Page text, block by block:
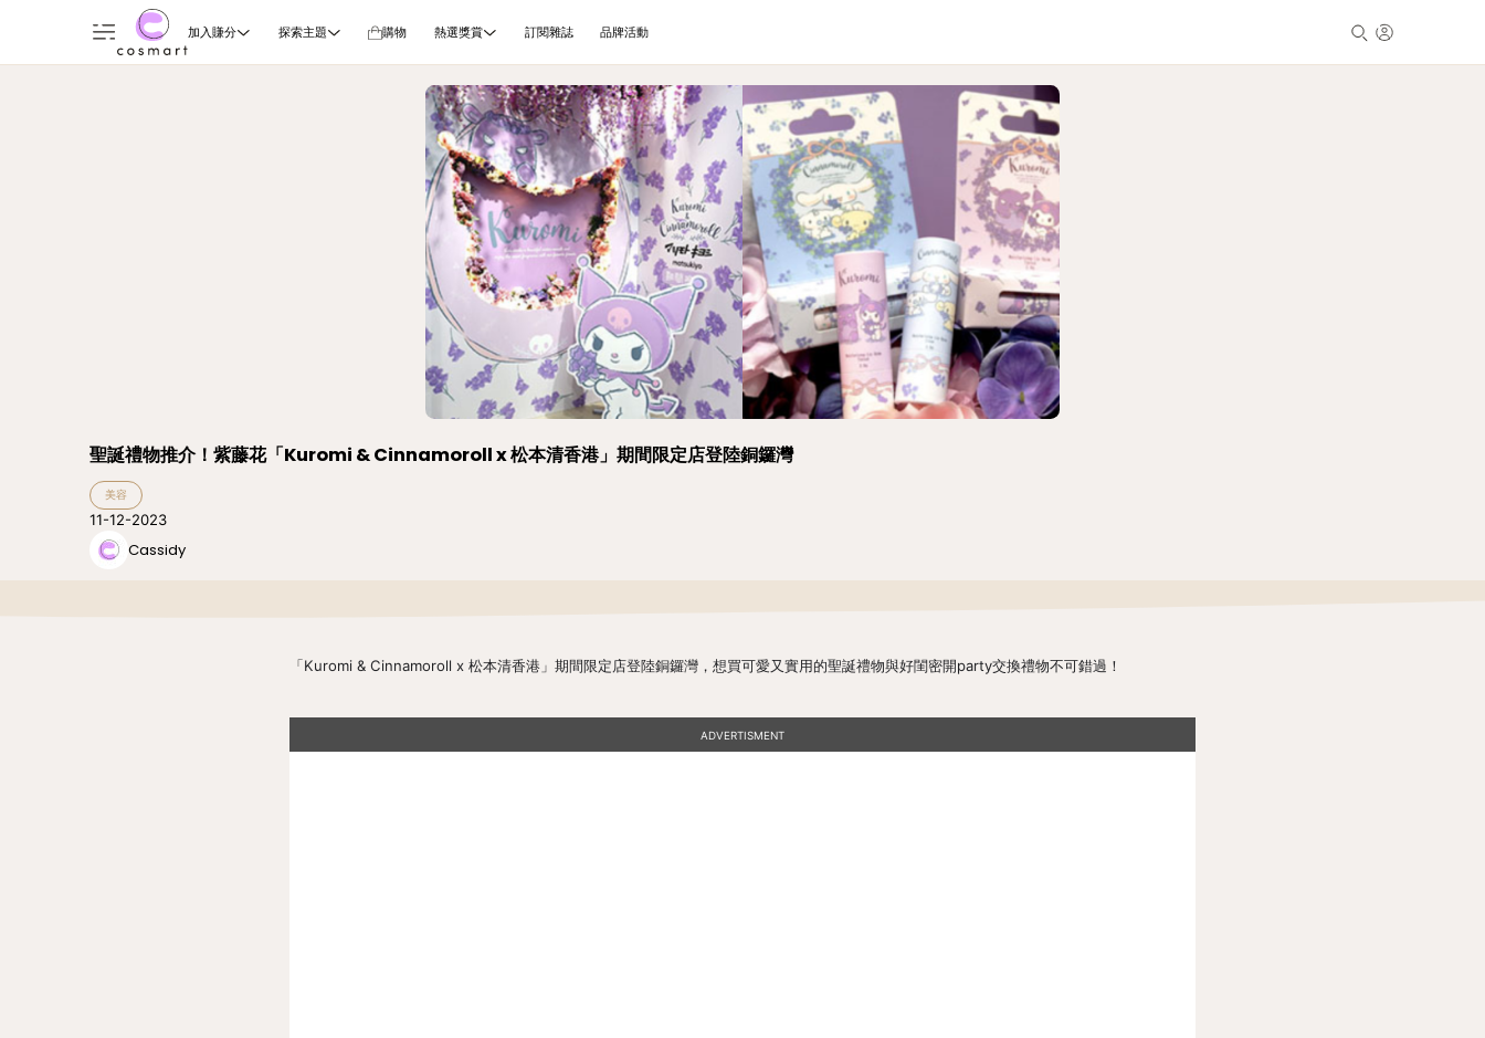
加入賺分 探索主題 購物 熱選獎賞 訂閱雜誌 品牌活動
聖誕禮物推介！紫藤花「Kuromi & Cinnamoroll x 松本清香港」期間限定店登陸銅鑼灣
美容
11-12-2023
Cassidy
「Kuromi & Cinnamoroll x 松本清香港」期間限定店登陸銅鑼灣，想買可愛又實用的聖誕禮物與好閨密開party交換禮物不可錯過！
ADVERTISMENT